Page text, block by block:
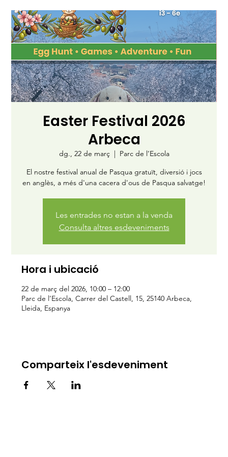
Easter Festival 2026
Arbeca
dg., 22 de març
  |
Parc de l’Escola
El nostre festival anual de Pasqua gratuït, diversió i jocs
en anglès, a més d'una cacera d'ous de Pasqua salvatge!
Les entrades no estan a la venda
Consulta altres esdeveniments
Hora i ubicació
22 de març del 2026, 10:00 – 12:00
Parc de l’Escola, Carrer del Castell, 15, 25140 Arbeca,
Lleida, Espanya
Comparteix l'esdeveniment